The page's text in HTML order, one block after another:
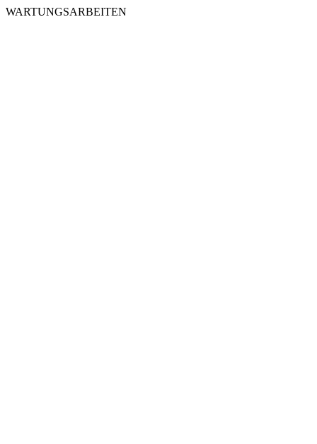
WARTUNGSARBEITEN